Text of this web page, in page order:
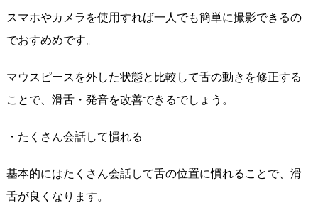
スマホやカメラを使用すれば一人でも簡単に撮影できるの
でおすめめです。
マウスピースを外した状態と比較して舌の動きを修正する
ことで、滑舌・発音を改善できるでしょう。
・たくさん会話して慣れる
基本的にはたくさん会話して舌の位置に慣れることで、滑
舌が良くなります。